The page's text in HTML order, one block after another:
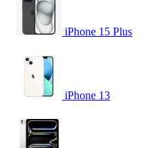
iPhone 15 Plus
iPhone 13